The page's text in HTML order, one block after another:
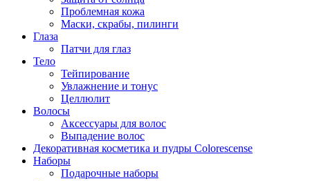
Проблемная кожа
Маски, скрабы, пилинги
Глаза
Патчи для глаз
Тело
Тейпирование
Увлажнение и тонус
Целлюлит
Волосы
Аксессуары для волос
Выпадение волос
Декоративная косметика и пудры Colorescense
Наборы
Подарочные наборы